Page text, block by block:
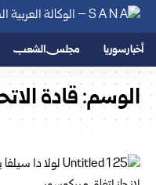
أخبار سوريا مجلس الشعب
الوسم:قادة